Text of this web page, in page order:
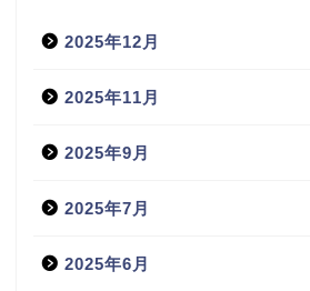
2025年12月
2025年11月
2025年9月
2025年7月
2025年6月